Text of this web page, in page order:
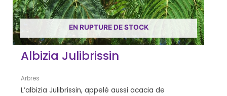
EN RUPTURE DE STOCK
Albizia Julibrissin
Arbres
L’albizia Julibrissin, appelé aussi acacia de